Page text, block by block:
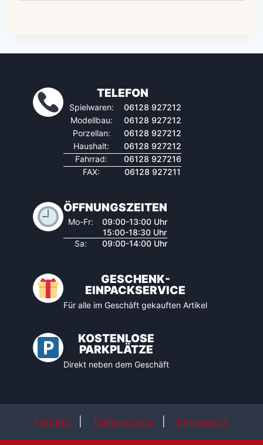
TELEFON
Spielwaren:
06128 927212
Modellbau:
06128 927212
Porzellan:
06128 927212
Haushalt:
06128 927212
Fahrrad:
06128 927216
FAX:
06128 927211
ÖFFNUNGSZEITEN
Mo-Fr:
09:00-13:00 Uhr
15:00-18:30 Uhr
Sa:
09:00-14:00 Uhr
GESCHENK-
EINPACKSERVICE
Für alle im Geschäft gekauften Artikel
KOSTENLOSE
PARKPLÄTZE
Direkt neben dem Geschäft
Kontakt Datenschutz Impressum